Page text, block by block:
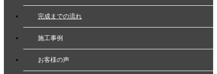
完成までの流れ
施工事例
お客様の声